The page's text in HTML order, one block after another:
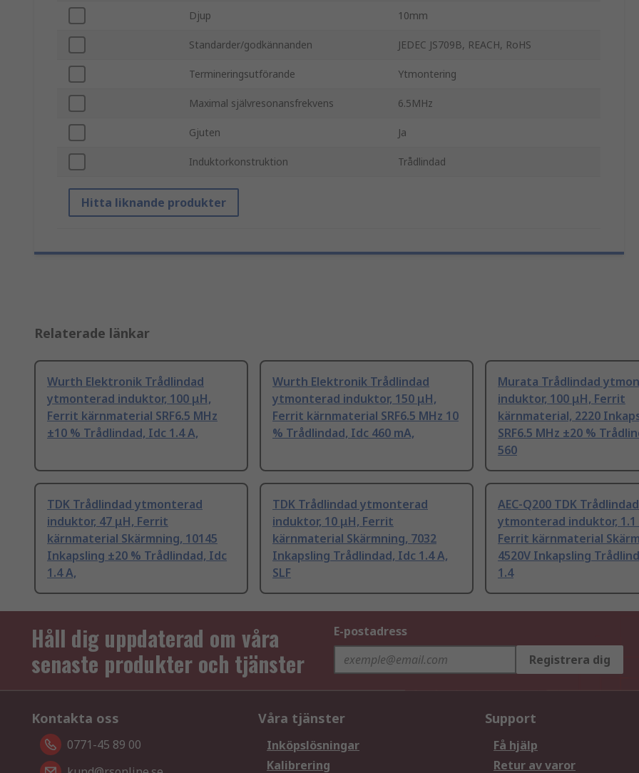
Djup 10mm
Standarder/godkännanden JEDEC JS709B, REACH, RoHS
Termineringsutförande Ytmontering
Maximal självresonansfrekvens 6.5MHz
Gjuten Ja
Induktorkonstruktion Trådlindad
Hitta liknande produkter
Relaterade länkar
Wurth Elektronik Trådlindad
ytmonterad induktor, 100 μH,
Ferrit kärnmaterial SRF6.5 MHz
±10 % Trådlindad, Idc 1.4 A,
Wurth Elektronik Trådlindad
ytmonterad induktor, 150 μH,
Ferrit kärnmaterial SRF6.5 MHz 10
% Trådlindad, Idc 460 mA,
Murata Trådlindad
induktor, 100 μH, Ferrit
kärnmaterial, 2220
SRF6.5 MHz ±20 %
560
TDK Trådlindad ytmonterad
induktor, 47 μH, Ferrit
kärnmaterial Skärmning, 10145
Inkapsling ±20 % Trådlindad, Idc
1.4 A,
TDK Trådlindad ytmonterad
induktor, 10 μH, Ferrit
kärnmaterial Skärmning, 7032
Inkapsling Trådlindad, Idc 1.4 A,
SLF
AEC-Q200 TDK Trådlindad
ytmonterad induktor, 1.1
Ferrit kärnmaterial
4520V Inkapsling
1.4
Håll dig uppdaterad om våra
senaste produkter och tjänster
E-postadress
Registrera dig
Kontakta oss
0771-45 89 00
Våra tjänster
Inköpslösningar
Kalibrering
Support
Få hjälp
Retur av varor